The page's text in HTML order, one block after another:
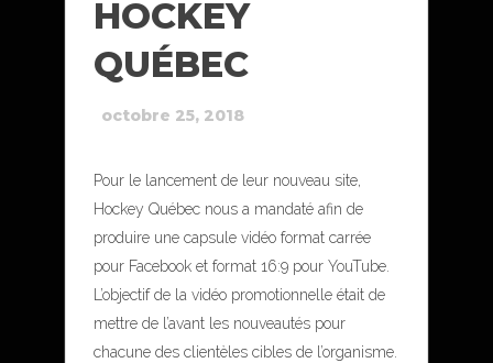
HOCKEY
QUÉBEC
octobre 25, 2018
Pour le lancement de leur nouveau site,
Hockey Québec nous a mandaté afin de
produire une capsule vidéo format carrée
pour Facebook et format 16:9 pour YouTube.
L’objectif de la vidéo promotionnelle était de
mettre de l’avant les nouveautés pour
chacune des clientèles cibles de l’organisme.